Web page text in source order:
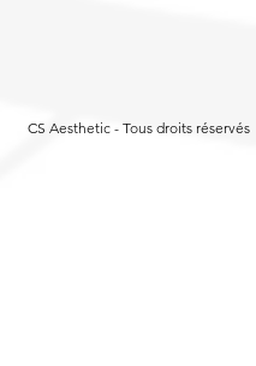
CS Aesthetic - Tous droits réservés